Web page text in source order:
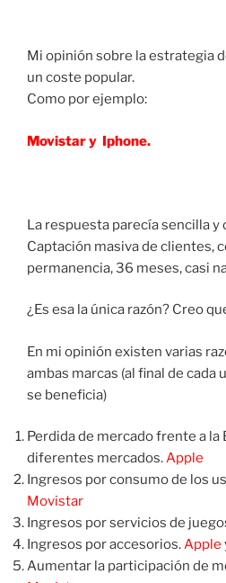
Mi opinión sobre la estrategia
un coste popular.
Como por ejemplo:
Movistar y Iphone.
La respuesta parecía sencilla y
Captación masiva de clientes,
permanencia, 36 meses, casi
¿Es esa la única razón? Creo
En mi opinión existen varias
ambas marcas (al final de cada
se beneficia)
Perdida de mercado frente a la
diferentes mercados.Apple
Ingresos por consumo de los
Movistar
Ingresos por servicios de
Ingresos por accesorios.Apple
Aumentar la participación de